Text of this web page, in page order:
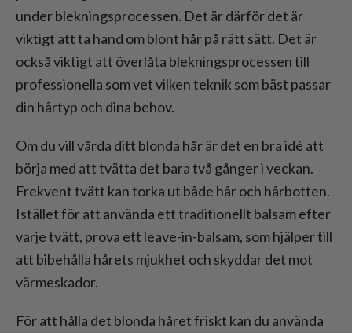
under blekningsprocessen. Det är därför det är
viktigt att ta hand om blont hår på rätt sätt. Det är
också viktigt att överlåta blekningsprocessen till
professionella som vet vilken teknik som bäst passar
din hårtyp och dina behov.
Om du vill vårda ditt blonda hår är det en bra idé att
börja med att tvätta det bara två gånger i veckan.
Frekvent tvätt kan torka ut både hår och hårbotten.
Istället för att använda ett traditionellt balsam efter
varje tvätt, prova ett leave-in-balsam, som hjälper till
att bibehålla hårets mjukhet och skyddar det mot
värmeskador.
För att hålla det blonda håret friskt kan du använda